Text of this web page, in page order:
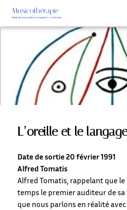
L’oreille et le langage
Date de sortie 20 février 1991
Alfred Tomatis
Alfred Tomatis, rappelant que
temps le premier auditeur de
que nous parlons en réalité